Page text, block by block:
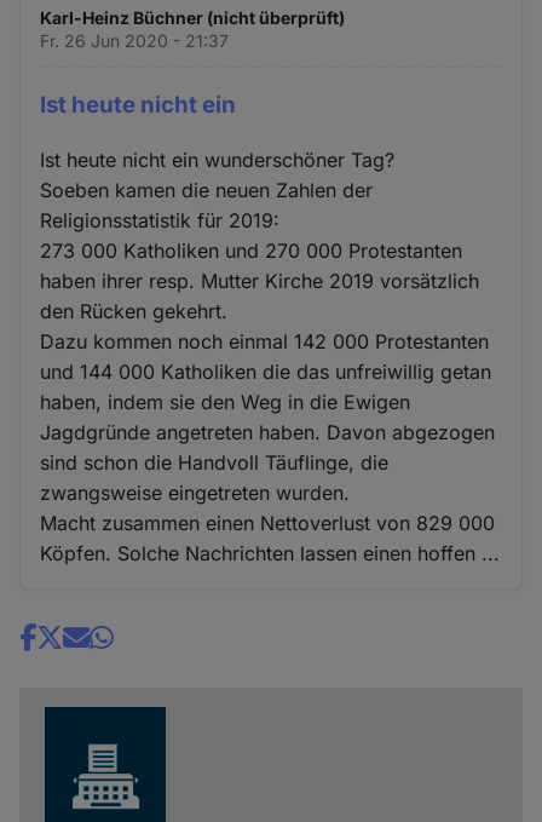
Karl-Heinz Büchner (nicht überprüft)
Fr. 26 Jun 2020 - 21:37
Ist heute nicht ein
Ist heute nicht ein wunderschöner Tag?
Soeben kamen die neuen Zahlen der
Religionsstatistik für 2019:
273 000 Katholiken und 270 000 Protestanten
haben ihrer resp. Mutter Kirche 2019 vorsätzlich
den Rücken gekehrt.
Dazu kommen noch einmal 142 000 Protestanten
und 144 000 Katholiken die das unfreiwillig getan
haben, indem sie den Weg in die Ewigen
Jagdgründe angetreten haben. Davon abgezogen
sind schon die Handvoll Täuflinge, die
zwangsweise eingetreten wurden.
Macht zusammen einen Nettoverlust von 829 000
Köpfen. Solche Nachrichten lassen einen hoffen ...
Share